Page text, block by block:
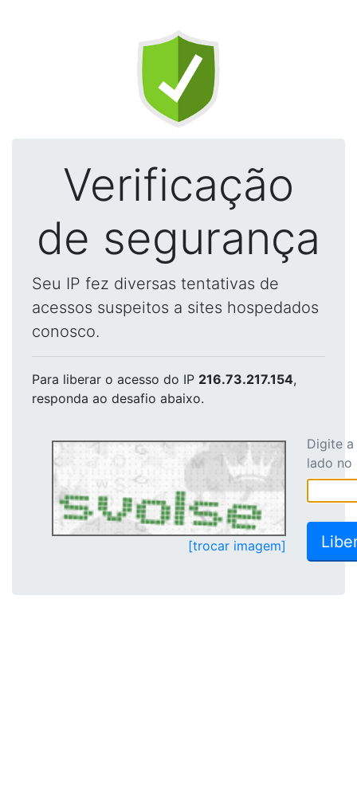
Verificação
de segurança
Seu IP fez diversas tentativas de
acessos suspeitos a sites hospedados
conosco.
Para liberar o acesso do IP 216.73.217.154,
responda ao desafio abaixo.
[trocar imagem]
Digite
lado no